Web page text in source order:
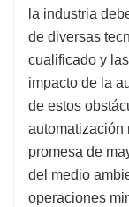
la industria
de diversas
cualificado y
impacto de la
de estos
automatización
promesa de
del medio
operaciones